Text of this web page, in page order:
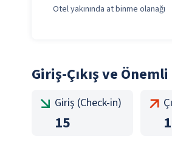
Otel yakınında at binme olanağı
Giriş-Çıkış ve
Giriş (Check-in)
15